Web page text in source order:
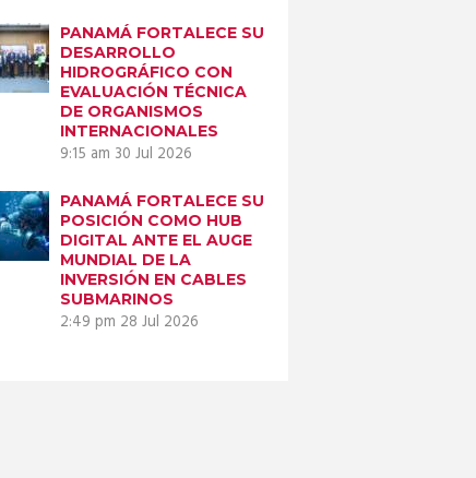
PANAMÁ FORTALECE SU
DESARROLLO
HIDROGRÁFICO CON
EVALUACIÓN TÉCNICA
DE ORGANISMOS
INTERNACIONALES
9:15 am 30 Jul 2026
PANAMÁ FORTALECE SU
POSICIÓN COMO HUB
DIGITAL ANTE EL AUGE
MUNDIAL DE LA
INVERSIÓN EN CABLES
SUBMARINOS
2:49 pm 28 Jul 2026